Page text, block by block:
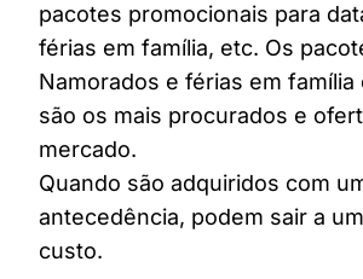
pacotes promocionais para
férias em família, etc. Os
Namorados e férias em família
são os mais procurados e
mercado.
Quando são adquiridos com
antecedência, podem sair a
custo.